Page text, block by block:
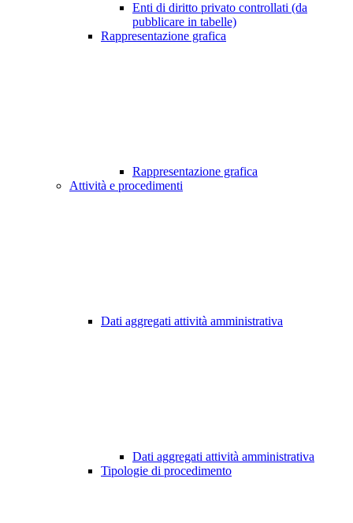
Enti di diritto privato controllati (da
pubblicare in tabelle)
Rappresentazione grafica
Rappresentazione grafica
Attività e procedimenti
Dati aggregati attività amministrativa
Dati aggregati attività amministrativa
Tipologie di procedimento